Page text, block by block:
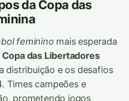
da Copa das
feminino mais esperada
Copa das Libertadores
distribuição e os desafios
Times campeões e
prometendo jogos